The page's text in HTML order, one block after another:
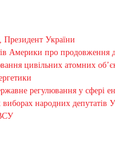
Президент України
Америки про
цивільних атомних
регулювання у сфері
народних депутатів